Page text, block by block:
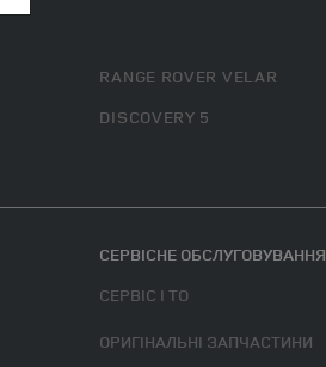
RANGE ROVER VELAR
DISCOVERY 5
СЕРВІСНЕ ОБСЛУГОВУВАННЯ
СЕРВІС І ТО
ОРИГІНАЛЬНІ ЗАПЧАСТИНИ